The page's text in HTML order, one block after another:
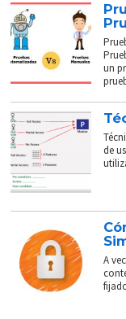
un
de
A